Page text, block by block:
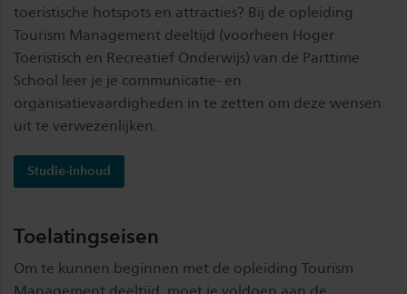
toeristische hotspots en attracties? Bij de opleiding
Tourism Management deeltijd (voorheen Hoger
Toeristisch en Recreatief Onderwijs) van de Parttime
School leer je je communicatie- en
organisatievaardigheden in te zetten om deze wensen
uit te verwezenlijken.
Studie-inhoud
Toelatingseisen
Om te kunnen beginnen met de opleiding Tourism